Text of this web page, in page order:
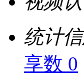
统计
享数 0